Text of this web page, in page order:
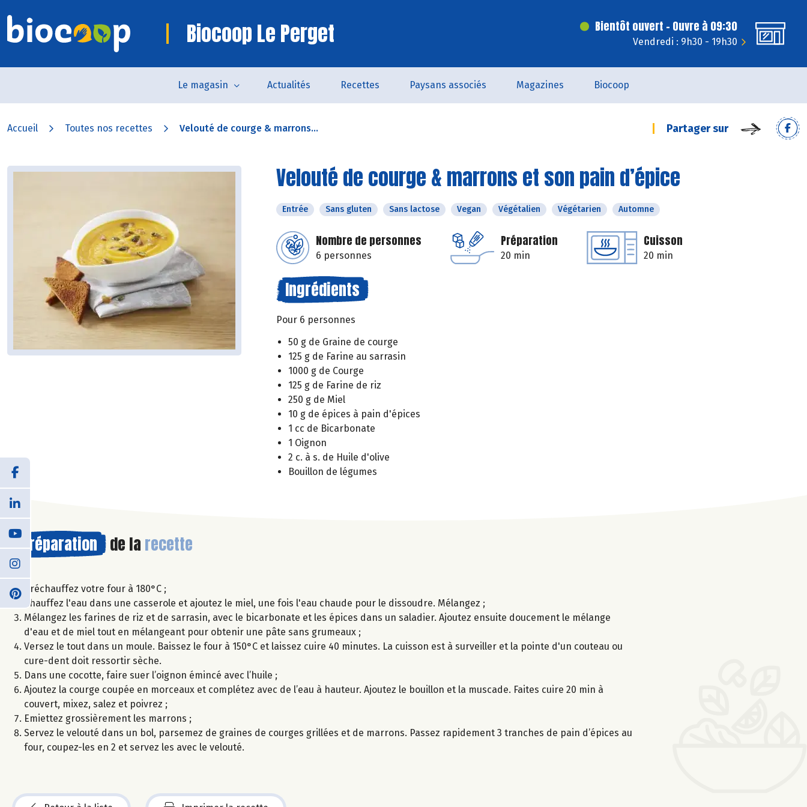
Biocoop Le Perget Bientôt ouvert - Ouvre à 09:30
Vendredi : 9h30 - 19h30
Le magasin Actualités Recettes Paysans associés Magazines Biocoop
Accueil Toutes nos recettes Velouté de courge & marrons... Partager sur
Velouté de courge & marrons et son pain d’épice
Entrée Sans gluten Sans lactose Vegan Végétalien Végétarien Automne
Nombre de personnes
6 personnes
Préparation
20 min
Cuisson
20 min
Ingrédients
Pour 6 personnes
50 g de Graine de courge
125 g de Farine au sarrasin
1000 g de Courge
125 g de Farine de riz
250 g de Miel
10 g de épices à pain d'épices
1 cc de Bicarbonate
1 Oignon
2 c. à s. de Huile d'olive
Bouillon de légumes
Préparation de la recette
Préchauffez votre four à 180°C ;
Chauffez l'eau dans une casserole et ajoutez le miel, une fois l'eau chaude pour le dissoudre. Mélangez ;
Mélangez les farines de riz et de sarrasin, avec le bicarbonate et les épices dans un saladier. Ajoutez ensuite doucement le mélange
d'eau et de miel tout en mélangeant pour obtenir une pâte sans grumeaux ;
Versez le tout dans un moule. Baissez le four à 150°C et laissez cuire 40 minutes. La cuisson est à surveiller et la pointe d'un couteau ou
cure-dent doit ressortir sèche.
Dans une cocotte, faire suer l’oignon émincé avec l’huile ;
Ajoutez la courge coupée en morceaux et complétez avec de l’eau à hauteur. Ajoutez le bouillon et la muscade. Faites cuire 20 min à
couvert, mixez, salez et poivrez ;
Emiettez grossièrement les marrons ;
Servez le velouté dans un bol, parsemez de graines de courges grillées et de marrons. Passez rapidement 3 tranches de pain d’épices au
four, coupez-les en 2 et servez les avec le velouté.